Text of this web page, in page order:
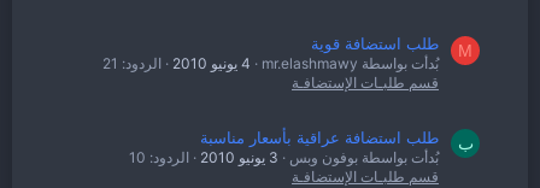
M طلب استضافة قوية
بُدأت بواسطة mr.elashmawy 4 يونيو 2010
الردود: 21
قسم طلبـات الإستضافـة
ب طلب استضافة عراقية بأسعار مناسبة
بُدأت بواسطة بوفون وبس 3 يونيو 2010
الردود: 10
قسم طلبـات الإستضافـة